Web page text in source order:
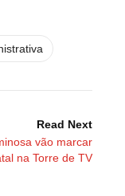
Read Next
vão marcar
na Torre de TV